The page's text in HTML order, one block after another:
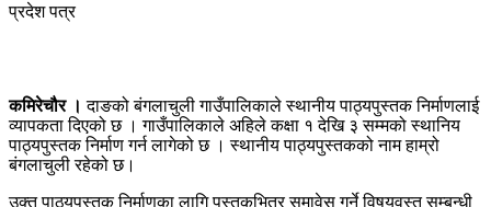
प्रदेश पत्र
कमिरेचौर । दाङको बंगलाचुली गाउँपालिकाले स्थानीय पाठ्यपुस्तक निर्माणलाई
व्यापकता दिएको छ । गाउँपालिकाले अहिले कक्षा १ देखि ३ सम्मको स्थानिय
पाठ्यपुस्तक निर्माण गर्न लागेको छ । स्थानीय पाठ्यपुस्तकको नाम हाम्रो
बंगलाचुली रहेको छ।
उक्त पाठ्यपुस्तक निर्माणका लागि पुस्तकभित्र समावेस गर्ने विषयवस्तु सम्बन्धी